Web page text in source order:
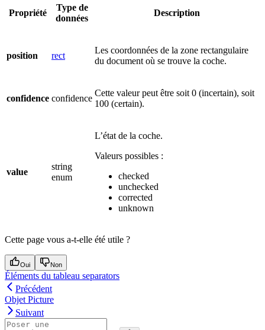
Propriété
Type de
données
Description
position rect
Les coordonnées de la zone rectangulaire
du document où se trouve la coche.
confidence confidence
Cette valeur peut être soit 0 (incertain), soit
100 (certain).
value
string
enum
L’état de la coche.
Valeurs possibles :
checked
unchecked
corrected
unknown
Cette page vous a-t-elle été utile ?
Oui Non
Éléments du tableau separators
Précédent
Objet Picture
Suivant